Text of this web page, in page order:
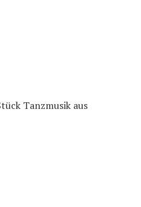
Tanzmusik aus